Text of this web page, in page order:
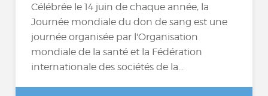
Célébrée le 14 juin de chaque année, la
Journée mondiale du don de sang est une
journée organisée par l'Organisation
mondiale de la santé et la Fédération
internationale des sociétés de la...